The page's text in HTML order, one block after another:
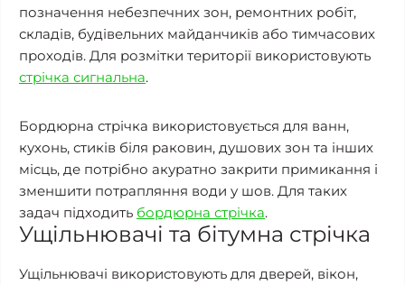
позначення небезпечних зон, ремонтних робіт,
складів, будівельних майданчиків або тимчасових
проходів. Для розмітки території використовують
стрічка сигнальна.
Бордюрна стрічка використовується для ванн,
кухонь, стиків біля раковин, душових зон та інших
місць, де потрібно акуратно закрити примикання і
зменшити потрапляння води у шов. Для таких
задач підходить бордюрна стрічка.
Ущільнювачі та бітумна стрічка
Ущільнювачі використовують для дверей, вікон,